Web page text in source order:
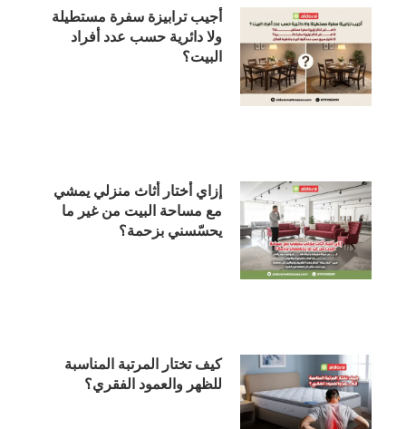
أجيب ترابيزة سفرة مستطيلة
ولا دائرية حسب عدد أفراد
البيت؟
إزاي أختار أثاث منزلي يمشي
مع مساحة البيت من غير ما
يحسّسني بزحمة؟
كيف تختار المرتبة المناسبة
للظهر والعمود الفقري؟